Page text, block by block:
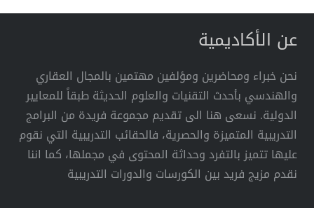
عن الأكاديمية
نحن خبراء ومحاضرين ومؤلفين مهتمين بالمجال العقاري
والهندسي بأحدث التقنيات والعلوم الحديثة طبقاً للمعايير
الدولية. نسعى هنا الى تقديم مجموعة فريدة من البرامج
التدريبية المتميزة والحصرية، فالحقائب التدريبية التي نقوم
عليها تتميز بالتفرد وحداثة المحتوى في مجملها، كما اننا
نقدم مزيج فريد بين الكورسات والدورات التدريبية